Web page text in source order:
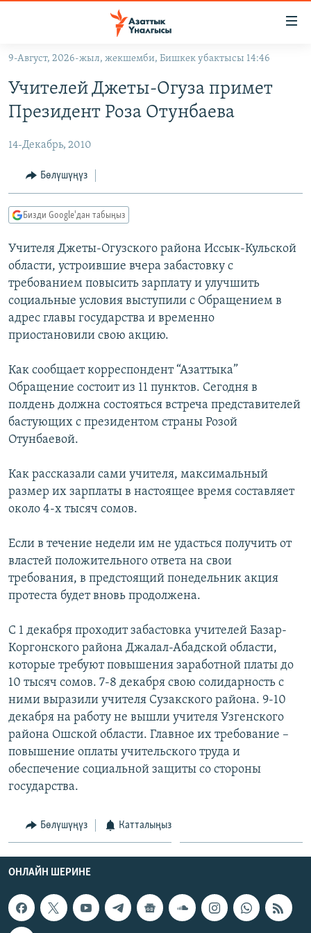
Навигацияга
өтүңүз
салыңызКЫРГЫЗСТАН
САЯСАТ
ЭКОНОМИКА
ДҮЙНӨ
ДҮЙНӨ
БОРБОР АЗИЯ
УКРАИНА
АТАЙЫН ИЛИКТӨӨ
БҮГҮН АЗАТТЫКТА
ЭКСПЕРТТЕР ТАЛДАЙТ
БИЗ ЖАНА ДҮЙНӨ
ДАНИСТЕ
ЭЖЕ-СИҢДИЛЕР
ЫҢГАЙСЫЗ СУРООЛОР
ПОДКАСТ
ӨЗГӨЧӨ ПИКИР
Русский
ОНЛАЙН ШЕРИНЕ
ЭЕ/АРнун бардык сайттары
9-Август, 2026-жыл, жекшемби, Бишкек убактысы 14:46
Учителей Джеты-Огуза примет
Президент Роза Отунбаева
14-Декабрь, 2010
Бөлүшүңүз
Бизди Google'дан табыңыз
Учителя Джеты-Огузского района Иссык-Кульской
области, устроившие вчера забастовку с
требованием повысить зарплату и улучшить
социальные условия выступили с Обращением в
адрес главы государства и временно
приостановили свою акцию.
Как сообщает корреспондент “Азаттыка”
Обращение состоит из 11 пунктов. Сегодня в
полдень должна состояться встреча представителей
бастующих с президентом страны Розой
Отунбаевой.
Как рассказали сами учителя, максимальный
размер их зарплаты в настоящее время составляет
около 4-х тысяч сомов.
Если в течение недели им не удасться получить от
властей положительного ответа на свои
требования, в предстоящий понедельник акция
протеста будет вновь продолжена.
С 1 декабря проходит забастовка учителей Базар-
Коргонского района Джалал-Абадской области,
которые требуют повышения заработной платы до
10 тысяч сомов. 7-8 декабря свою солидарность с
ними выразили учителя Сузакского района. 9-10
декабря на работу не вышли учителя Узгенского
района Ошской области. Главное их требование –
повышение оплаты учительского труда и
обеспечение социальной защиты со стороны
государства.
Бөлүшүңүз Катталыңыз
ОНЛАЙН ШЕРИНЕ